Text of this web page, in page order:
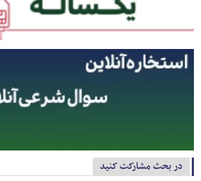
در بحث مشارکت کنید